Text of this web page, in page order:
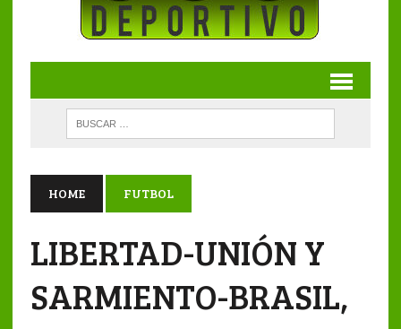
HOME FUTBOL
LIBERTAD-UNIÓN Y
SARMIENTO-BRASIL,